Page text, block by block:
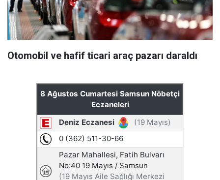
Otomobil ve hafif ticari araç pazarı daraldı